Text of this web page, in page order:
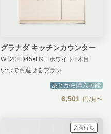
グラナダ キッチンカウンター
W120×D45×H91 ホワイト×木目
いつでも返せるプラン
あとから購入可能
6,501 円/月〜
入荷待ち